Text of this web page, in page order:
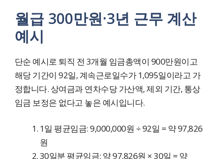
월급 300만원·3년 근무 계산
예시
단순 예시로 퇴직 전 3개월 임금총액이 900만원이고
해당 기간이 92일, 계속근로일수가 1,095일이라고 가
정합니다. 상여금과 연차수당 가산액, 제외 기간, 통상
임금 보정은 없다고 놓은 예시입니다.
1일 평균임금: 9,000,000원 ÷ 92일 = 약 97,826
원
30일분 평균임금: 약 97,826원 × 30일 = 약